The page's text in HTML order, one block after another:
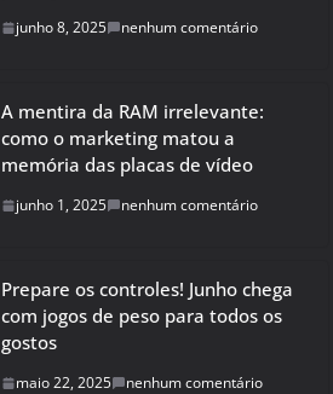
junho 8, 2025 nenhum comentário
A mentira da RAM irrelevante:
como o marketing matou a
memória das placas de vídeo
junho 1, 2025 nenhum comentário
Prepare os controles! Junho chega
com jogos de peso para todos os
gostos
maio 22, 2025 nenhum comentário